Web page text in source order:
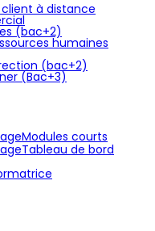
à distance
(bac+2)
humaines
(bac+2)
(Bac+3)
Modules courts
Tableau de bord